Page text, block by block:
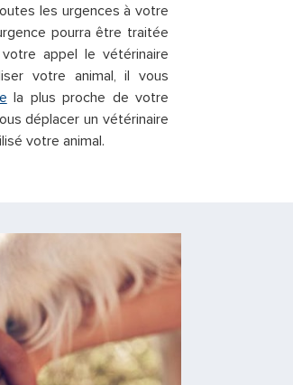
les urgences à votre
pourra être traitée
appel le vétérinaire
votre animal, il vous
la plus proche de votre
déplacer un vétérinaire
votre animal.